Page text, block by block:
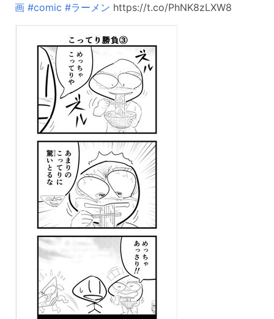
画 #comic #ラーメン https://t.co/PhNK8zLXW8